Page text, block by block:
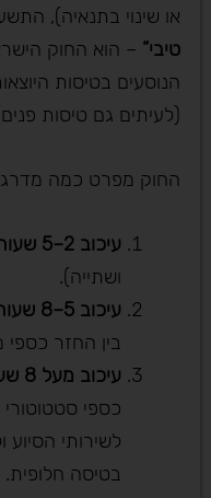
או שינוי בתנאיה), התשע”ב-2012 –
טיבי” – הוא החוק
הנוסעים בטיסות
(לעיתים גם טיסות
החוק מפרט כמה
עיכוב 2–5 שעות
ושתייה).
עיכוב 5–8 שעות
בין החזר כספי
עיכוב מעל 8 שעות (או ביטול)
כספי
לשירותי
בטיסה חלופית.